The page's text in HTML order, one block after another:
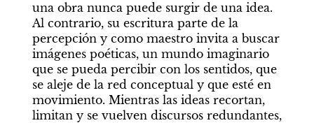
una obra nunca puede surgir de una idea.
Al contrario, su escritura parte de la
percepción y como maestro invita a buscar
imágenes poéticas, un mundo imaginario
que se pueda percibir con los sentidos, que
se aleje de la red conceptual y que esté en
movimiento. Mientras las ideas recortan,
limitan y se vuelven discursos redundantes,